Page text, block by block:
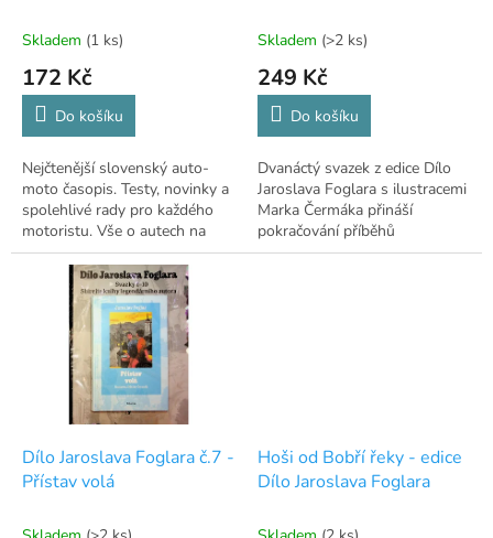
Skladem (1 ks)
172 Kč
Do košíku
Nejčtenější slovenský auto-
moto časopis. Testy, novinky a
spolehlivé rady pro každého
motoristu. Vše o autech na
jednom místě.
Skladem (>2 ks)
249 Kč
Do košíku
Dvanáctý svazek z edice Dílo
Jaroslava Foglara s ilustracemi
Marka Čermáka přináší
pokračování příběhů
skautského oddílu
Dílo Jaroslava Foglara č.7 -
Přístav volá
Hoši od Bobří řeky - edice
Dílo Jaroslava Foglara